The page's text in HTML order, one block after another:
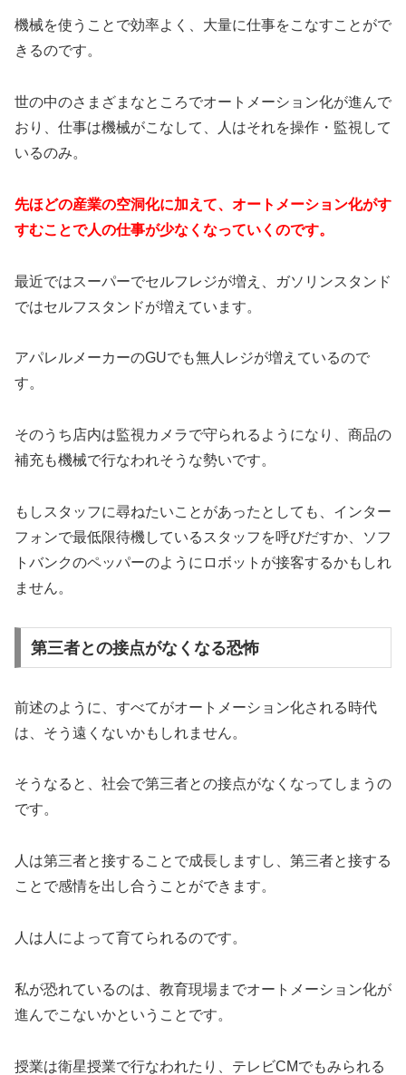
機械を使うことで効率よく、大量に仕事をこなすことがで
きるのです。
世の中のさまざまなところでオートメーション化が進んで
おり、仕事は機械がこなして、人はそれを操作・監視して
いるのみ。
先ほどの産業の空洞化に加えて、オートメーション化がす
すむことで人の仕事が少なくなっていくのです。
最近ではスーパーでセルフレジが増え、ガソリンスタンド
ではセルフスタンドが増えています。
アパレルメーカーのGUでも無人レジが増えているので
す。
そのうち店内は監視カメラで守られるようになり、商品の
補充も機械で行なわれそうな勢いです。
もしスタッフに尋ねたいことがあったとしても、インター
フォンで最低限待機しているスタッフを呼びだすか、ソフ
トバンクのペッパーのようにロボットが接客するかもしれ
ません。
第三者との接点がなくなる恐怖
前述のように、すべてがオートメーション化される時代
は、そう遠くないかもしれません。
そうなると、社会で第三者との接点がなくなってしまうの
です。
人は第三者と接することで成長しますし、第三者と接する
ことで感情を出し合うことができます。
人は人によって育てられるのです。
私が恐れているのは、教育現場までオートメーション化が
進んでこないかということです。
授業は衛星授業で行なわれたり、テレビCMでもみられる